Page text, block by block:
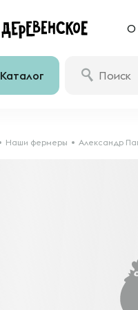
О
Каталог
Наши фермеры Александр